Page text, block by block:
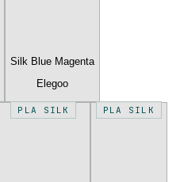
Silk Blue Magenta
Elegoo
PLA SILK PLA SILK